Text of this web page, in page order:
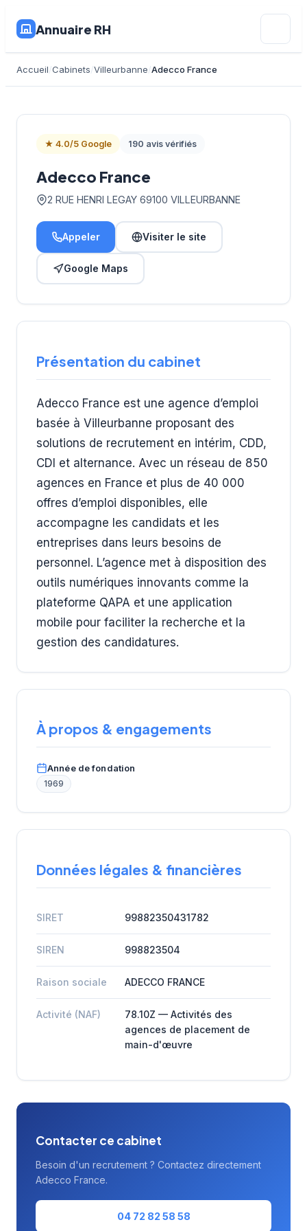
Annuaire RH
Accueil Cabinets Villeurbanne Adecco France
★ 4.0/5 Google 190 avis vérifiés
Adecco France
2 RUE HENRI LEGAY 69100 VILLEURBANNE
Appeler Visiter le site
Google Maps
Présentation du cabinet
Adecco France est une agence d’emploi
basée à Villeurbanne proposant des
solutions de recrutement en intérim, CDD,
CDI et alternance. Avec un réseau de 850
agences en France et plus de 40 000
offres d’emploi disponibles, elle
accompagne les candidats et les
entreprises dans leurs besoins de
personnel. L’agence met à disposition des
outils numériques innovants comme la
plateforme QAPA et une application
mobile pour faciliter la recherche et la
gestion des candidatures.
À propos & engagements
Année de fondation
1969
Données légales & financières
SIRET 99882350431782
SIREN 998823504
Raison sociale ADECCO FRANCE
Activité (NAF)
78.10Z — Activités des
agences de placement de
main-d'œuvre
Contacter ce cabinet
Besoin d'un recrutement ? Contactez directement
Adecco France.
04 72 82 58 58